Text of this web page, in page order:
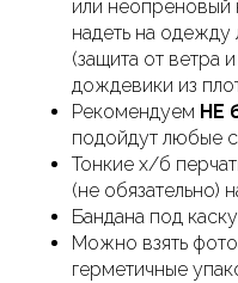
или
надеть на
(защита от ветра
дождевики из
Рекомендуем НЕ
подойдут любые
Тонкие х/б
(не обязательно)
Бандана под
Можно взять
герметичные